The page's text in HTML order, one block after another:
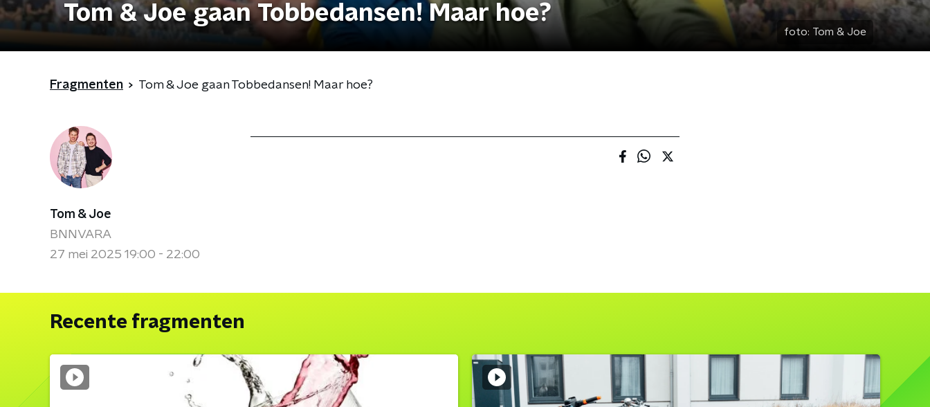
Tom & Joe gaan Tobbedansen! Maar hoe?
foto: Tom & Joe
Fragmenten Tom & Joe gaan Tobbedansen! Maar hoe?
Tom & Joe
BNNVARA
27 mei 2025 19:00 - 22:00
Recente fragmenten